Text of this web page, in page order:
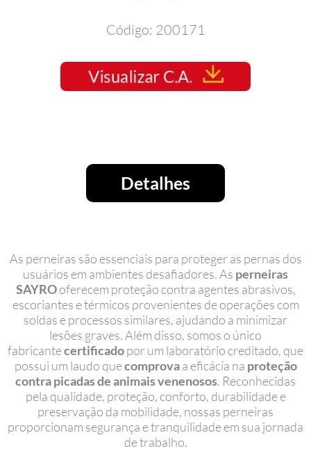
Código: 200171
Detalhes
As perneiras são essenciais para proteger as pernas dos
usuários em ambientes desafiadores. As perneiras
SAYROoferecem proteção contra agentes abrasivos,
escoriantes e térmicos provenientes de operações com
soldas e processos similares, ajudando a minimizar
lesões graves. Além disso, somos o único
fabricantecertificadopor um laboratório creditado, que
possui um laudo quecomprovaa eficácia na proteção
contra picadas de animais venenosos. Reconhecidas
pela qualidade, proteção, conforto, durabilidade e
preservação da mobilidade, nossas perneiras
proporcionam segurança e tranquilidade em sua jornada
de trabalho.